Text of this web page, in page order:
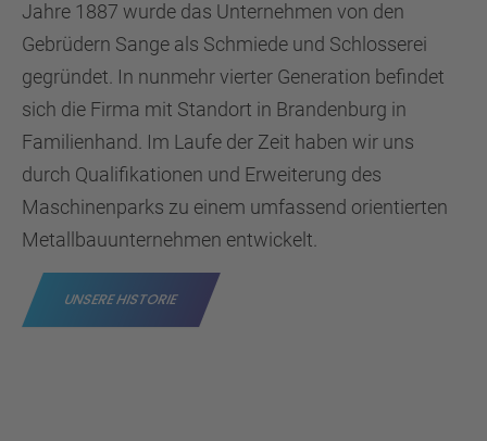
Jahre 1887 wurde das Unternehmen von den
Gebrüdern Sange als Schmiede und Schlosserei
gegründet. In nunmehr vierter Generation befindet
sich die Firma mit Standort in Brandenburg in
Familienhand. Im Laufe der Zeit haben wir uns
durch Qualifikationen und Erweiterung des
Maschinenparks zu einem umfassend orientierten
Metallbauunternehmen entwickelt.
UNSERE HISTORIE